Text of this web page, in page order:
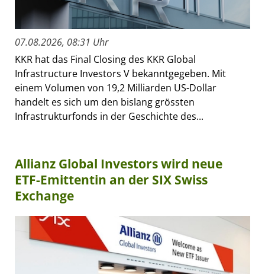
07.08.2026, 08:31 Uhr
KKR hat das Final Closing des KKR Global
Infrastructure Investors V bekanntgegeben. Mit
einem Volumen von 19,2 Milliarden US-Dollar
handelt es sich um den bislang grössten
Infrastrukturfonds in der Geschichte des...
Allianz Global Investors wird neue
ETF-Emittentin an der SIX Swiss
Exchange